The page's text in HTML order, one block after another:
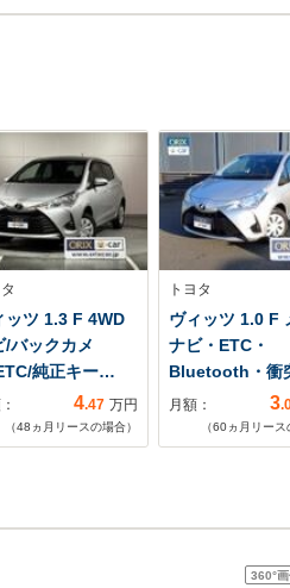
ッツ 1.3 F 4WD
/バックカメ
純正キー…
4.47 万円
（48 ヵ月リースの場合）
トヨタ
ヴィッツ 1.0 F
ナビ・ETC・
Bluetooth・衝
月額： 3
（60ヵ月リース
360°